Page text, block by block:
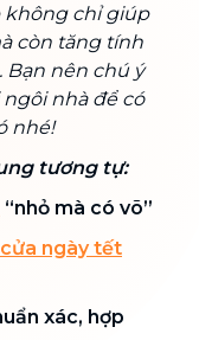
không chỉ giúp
còn tăng tính
Bạn nên chú ý
nhà để có
nhé!
tương tự:
“nhỏ mà có võ”
ngày tết
xác, hợp